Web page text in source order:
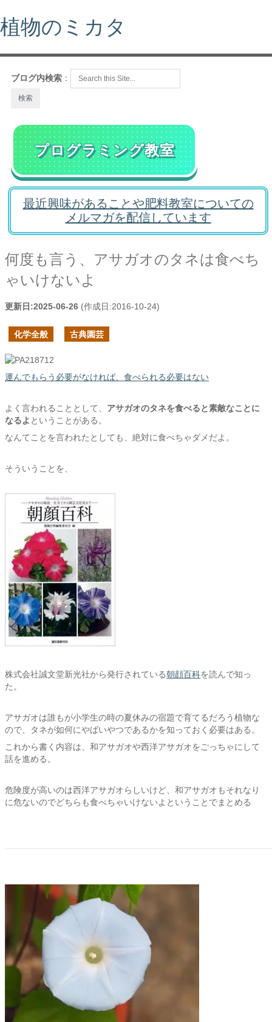
植物のミカタ
ブログ内検索 ：
プログラミング教室
最近興味があることや肥料教室についての
メルマガを配信しています
何度も言う、アサガオのタネは食べち
ゃいけないよ
更新日:2025-06-26 (作成日:2016-10-24)
化学全般 古典園芸
運んでもらう必要がなければ、食べられる必要はない
よく言われることとして、 アサガオのタネを食べると素敵なことに
なるよ ということがある。
なんてことを言われたとしても、絶対に食べちゃダメだよ。
そういうことを、
株式会社誠文堂新光社から発行されている朝顔百科を読んで知っ
た。
アサガオは誰もが小学生の時の夏休みの宿題で育てるだろう植物な
ので、タネが如何にやばいやつであるかを知っておく必要はある。
これから書く内容は、和アサガオや西洋アサガオをごっちゃにして
話を進める。
危険度が高いのは西洋アサガオらしいけど、和アサガオもそれなり
に危ないのでどちらも食べちゃいけないよということでまとめる